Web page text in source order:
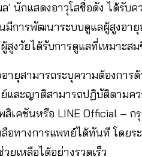
’ นักแสดงอาวุโสชื่อดัง ได้รับ
มีการพัฒนาระบบดูแลผู้สูงอา
สูงวัยได้รับการดูแลที่เหมาะส
ายุสามารถระบุความต้องการ
และญาติสามารถปฏิบัติตามค
เคชันหรือ LINE Official – ก
อทางการแพทย์ได้ทันที โดยร
ยเหลือได้อย่างรวดเร็ว